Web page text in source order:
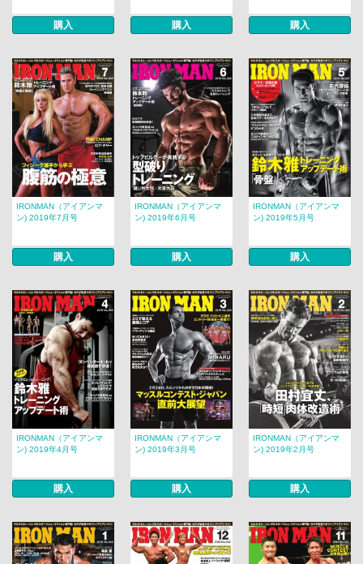
購入 購入 購入
IRONMAN（アイアンマ
ン) 2019年7月号
購入
IRONMAN（アイアンマ
ン) 2019年6月号
購入
IRONMAN（アイアンマ
ン) 2019年5月号
購入
IRONMAN（アイアンマ
ン) 2019年4月号
購入
IRONMAN（アイアンマ
ン) 2019年3月号
購入
IRONMAN（アイアンマ
ン) 2019年2月号
購入